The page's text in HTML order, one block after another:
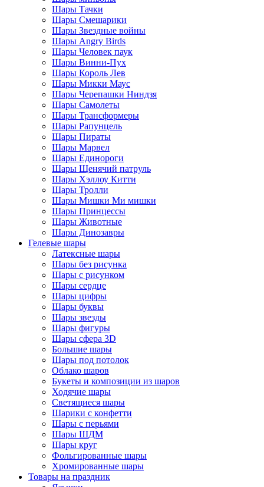
Шары Тачки
Шары Смешарики
Шары Звездные войны
Шары Angry Birds
Шары Человек паук
Шары Винни-Пух
Шары Король Лев
Шары Микки Маус
Шары Черепашки Ниндзя
Шары Самолеты
Шары Трансформеры
Шары Рапунцель
Шары Пираты
Шары Марвел
Шары Единороги
Шары Щенячий патруль
Шары Хэллоу Китти
Шары Тролли
Шары Мишки Ми мишки
Шары Принцессы
Шары Животные
Шары Динозавры
Гелевые шары
Латексные шары
Шары без рисунка
Шары с рисунком
Шары сердце
Шары цифры
Шары буквы
Шары звезды
Шары фигуры
Шары сфера 3D
Большие шары
Шары под потолок
Облако шаров
Букеты и композиции из шаров
Ходячие шары
Светящиеся шары
Шарики с конфетти
Шары с перьями
Шары ШДМ
Шары круг
Фольгированные шары
Хромированные шары
Товары на праздник